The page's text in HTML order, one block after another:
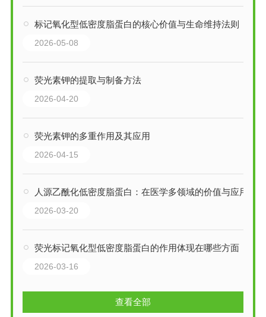
标记氧化型低密度脂蛋白的核心价值与生命维持法则
2026-05-08
荧光素钾的提取与制备方法
2026-04-20
荧光素钾的多重作用及其应用
2026-04-15
人源乙酰化低密度脂蛋白：在医学多领域的价值与应用
2026-03-20
荧光标记氧化型低密度脂蛋白的作用体现在哪些方面
2026-03-16
查看全部